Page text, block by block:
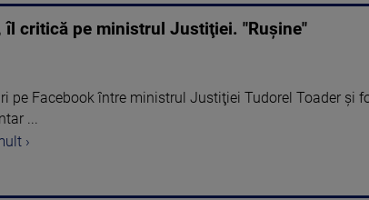
critică pe ministrul Justiţiei. "Ruşine"
pe Facebook între ministrul Justiţiei Tudorel Toader şi
...
›